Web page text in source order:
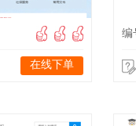
在线下单
编